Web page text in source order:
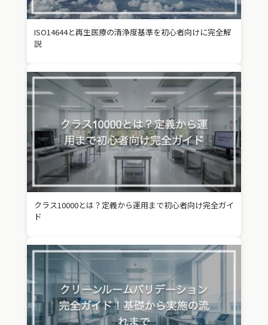
ISO14644と再生医療の清浄度基準を初心者向けに完全解
説
クラス10000とは？定義から運用まで初心者向け完全ガイ
ド